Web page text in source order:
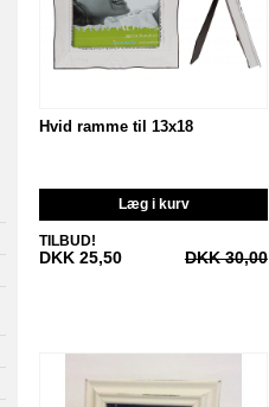
Hvid ramme til 13x18
Læg i kurv
TILBUD!
DKK 25,50 DKK 30,00